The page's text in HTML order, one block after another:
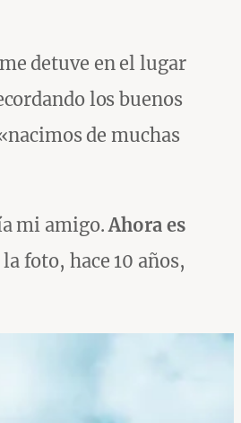
detuve en el lugar
los buenos
de muchas
mi amigo.Ahora es
foto, hace 10 años,